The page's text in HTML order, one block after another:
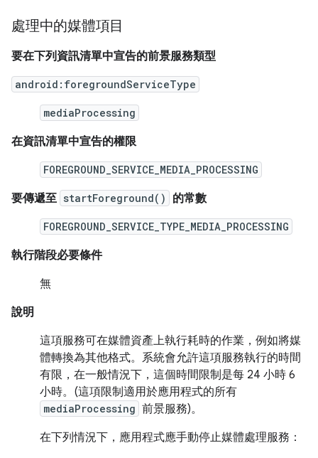
處理中的媒體項目
要在下列資訊清單中宣告的前景服務類型
android:foregroundServiceType
mediaProcessing
在資訊清單中宣告的權限
FOREGROUND_SERVICE_MEDIA_PROCESSING
要傳遞至 startForeground() 的常數
FOREGROUND_SERVICE_TYPE_MEDIA_PROCESSING
執行階段必要條件
無
說明
這項服務可在媒體資產上執行耗時的作業，例如將媒
體轉換為其他格式。系統會允許這項服務執行的時間
有限，在一般情況下，這個時間限制是每 24 小時 6
小時。(這項限制適用於應用程式的所有
mediaProcessing 前景服務)。
在下列情況下，應用程式應手動停止媒體處理服務：